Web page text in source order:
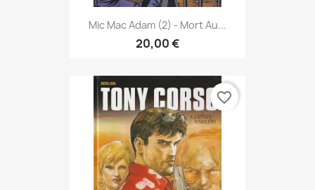
Mic Mac Adam (2) - Mort Au...
20,00 €
favorite_border